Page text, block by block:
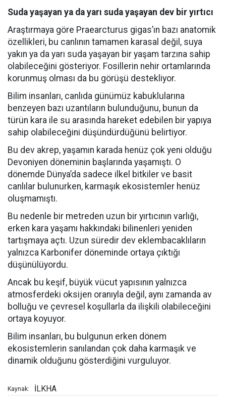
Suda yaşayan ya da yarı suda yaşayan dev bir yırtıcı
Araştırmaya göre Praearcturus gigas’ın bazı anatomik
özellikleri, bu canlının tamamen karasal değil, suya
yakın ya da yarı suda yaşayan bir yaşam tarzına sahip
olabileceğini gösteriyor. Fosillerin nehir ortamlarında
korunmuş olması da bu görüşü destekliyor.
Bilim insanları, canlıda günümüz kabuklularına
benzeyen bazı uzantıların bulunduğunu, bunun da
türün kara ile su arasında hareket edebilen bir yapıya
sahip olabileceğini düşündürdüğünü belirtiyor.
Bu dev akrep, yaşamın karada henüz çok yeni olduğu
Devoniyen döneminin başlarında yaşamıştı. O
dönemde Dünya’da sadece ilkel bitkiler ve basit
canlılar bulunurken, karmaşık ekosistemler henüz
oluşmamıştı.
Bu nedenle bir metreden uzun bir yırtıcının varlığı,
erken kara yaşamı hakkındaki bilinenleri yeniden
tartışmaya açtı. Uzun süredir dev eklembacaklıların
yalnızca Karbonifer döneminde ortaya çıktığı
düşünülüyordu.
Ancak bu keşif, büyük vücut yapısının yalnızca
atmosferdeki oksijen oranıyla değil, aynı zamanda av
bolluğu ve çevresel koşullarla da ilişkili olabileceğini
ortaya koyuyor.
Bilim insanları, bu bulgunun erken dönem
ekosistemlerin sanılandan çok daha karmaşık ve
dinamik olduğunu gösterdiğini vurguluyor.
Kaynak: İLKHA